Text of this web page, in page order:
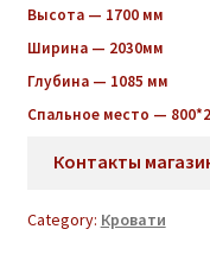
Высота — 1700 мм
Ширина — 2030мм
Глубина — 1085 мм
Спальное место —
Контакты
Category: Кровати